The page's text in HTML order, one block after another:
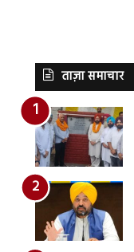
ताज़ा समाचार